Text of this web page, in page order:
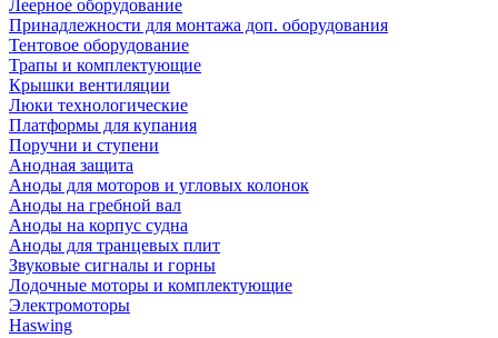
Леерное оборудование
Принадлежности для монтажа доп. оборудования
Тентовое оборудование
Трапы и комплектующие
Крышки вентиляции
Люки технологические
Платформы для купания
Поручни и ступени
Анодная защита
Аноды для моторов и угловых колонок
Аноды на гребной вал
Аноды на корпус судна
Аноды для транцевых плит
Звуковые сигналы и горны
Лодочные моторы и комплектующие
Электромоторы
Haswing